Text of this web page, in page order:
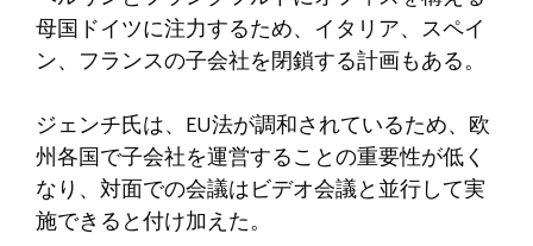
母国ドイツに注力するため、イタリア、スペイ
ン、フランスの子会社を閉鎖する計画もある。
ジェンチ氏は、EU法が調和されているため、欧
州各国で子会社を運営することの重要性が低く
なり、対面での会議はビデオ会議と並行して実
施できると付け加えた。